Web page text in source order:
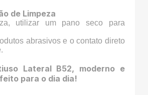
de Limpeza
utilizar um pano seco para
abrasivos e o contato direto
Lateral B52, moderno e
para o dia dia!